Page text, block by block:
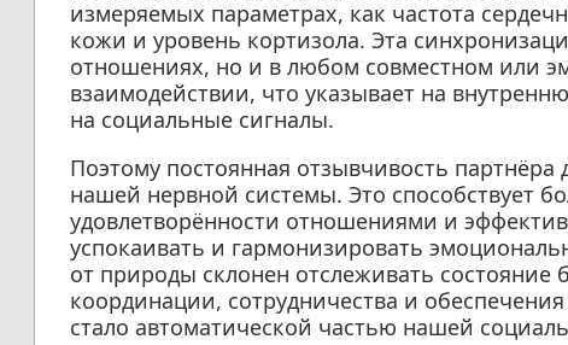
измеряемых параметрах, как частота
кожи и уровень кортизола. Эта
отношениях, но и в любом совместном или
взаимодействии, что указывает на
на социальные сигналы.
Поэтому постоянная отзывчивость партнёра
нашей нервной системы. Это способствует
удовлетворённости отношениями и
успокаивать и гармонизировать
от природы склонен отслеживать
координации, сотрудничества и
стало автоматической частью нашей